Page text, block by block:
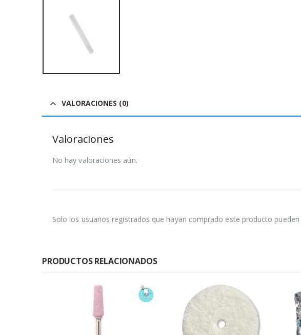
VALORACIONES (0)
Valoraciones
No hay valoraciones aún.
Solo los usuarios registrados que hayan comprado este producto
PRODUCTOS RELACIONADOS